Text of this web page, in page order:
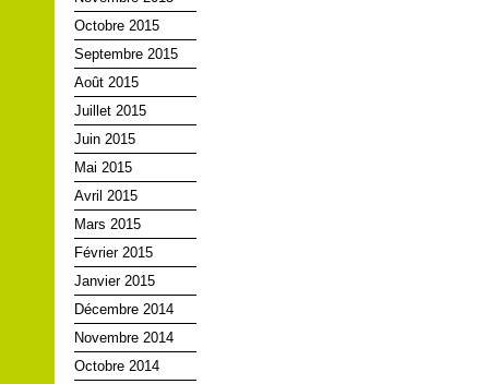
Octobre 2015
Septembre 2015
Août 2015
Juillet 2015
Juin 2015
Mai 2015
Avril 2015
Mars 2015
Février 2015
Janvier 2015
Décembre 2014
Novembre 2014
Octobre 2014